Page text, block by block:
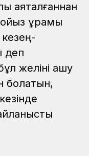
аяқталғаннан
құрамы
деп
желіні ашу
болатын,